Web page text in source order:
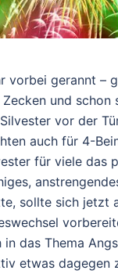
vorbei gerannt –
und schon
vor der
auch für 4-
für viele das
sollte sich jetzt
das Thema
etwas dagegen